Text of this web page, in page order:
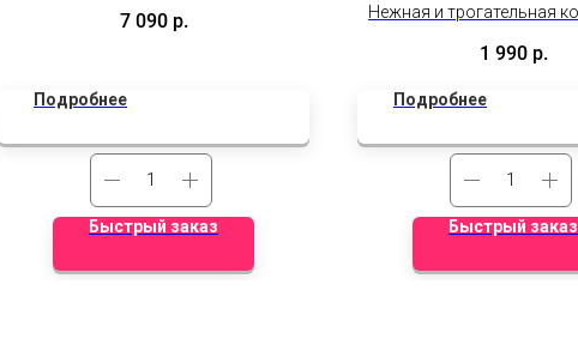
шара баблс, 4 обычных латексных
7 090 р.
Подробнее
Быстрый заказ
Нежная и трогательная
отношений.
1 990 р.
Подробнее
Быстрый заказ